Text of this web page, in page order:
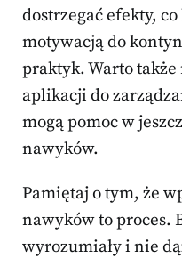
dostrzegać efekty,
motywacją do
praktyk. Warto
aplikacji do
mogą pomoc w
nawyków.
Pamiętaj o tym, że
nawyków to proces.
wyrozumiały i nie